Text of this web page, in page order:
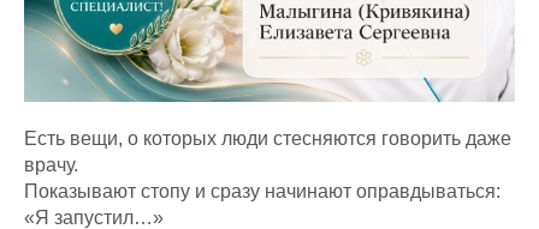
Есть вещи, о которых люди стесняются говорить даже
врачу.
Показывают стопу и сразу начинают оправдываться:
«Я запустил…»